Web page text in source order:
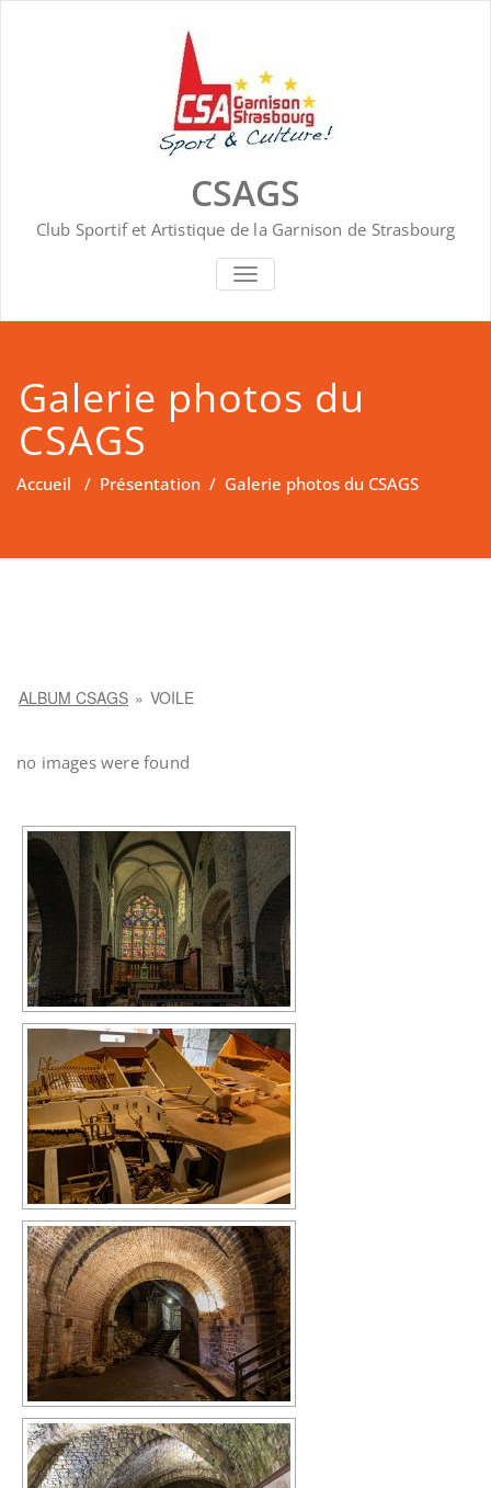
CSAGS
Club Sportif et Artistique de la Garnison de Strasbourg
AFFICHER/MASQUER LA
Galerie photos du
CSAGS
Accueil / Présentation / Galerie photos du CSAGS
ALBUM CSAGS » VOILE
no images were found